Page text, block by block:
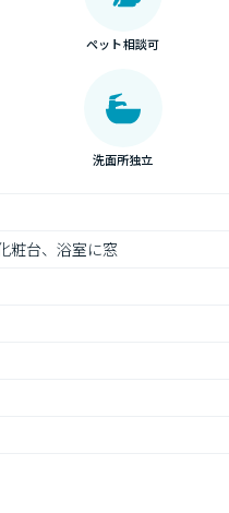
ペット相談可
洗面所独立
粧台、浴室に窓